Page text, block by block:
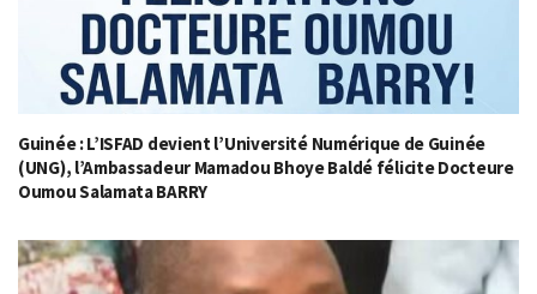
Guinée : L’ISFAD devient l’Université Numérique de Guinée
(UNG), l’Ambassadeur Mamadou Bhoye Baldé félicite Docteure
Oumou Salamata BARRY